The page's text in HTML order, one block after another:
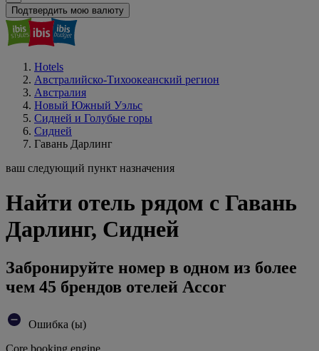
Подтвердить мою валюту
Hotels
Австралийско-Тихоокеанский регион
Австралия
Новый Южный Уэльс
Сидней и Голубые горы
Сидней
Гавань Дарлинг
ваш следующий пункт назначения
Найти отель рядом с Гавань
Дарлинг, Сидней
Забронируйте номер в одном из более
чем 45 брендов отелей Accor
Ошибка (ы)
Core booking engine